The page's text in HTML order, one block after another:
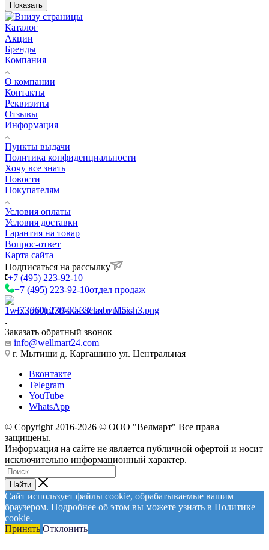
Показать
Каталог
Акции
Бренды
Компания
О компании
Контакты
Реквизиты
Отзывы
Информация
Пункты выдачи
Политика конфиденциальности
Хочу все знать
Новости
Покупателям
Условия оплаты
Условия доставки
Гарантия на товар
Вопрос-ответ
Карта сайта
Подписаться на рассылку
+7 (495) 223-92-10
+7 (495) 223-92-10отдел продаж
+7 (960) 230-00-33Чат в Max
Заказать обратный звонок
info@wellmart24.com
г. Мытищи д. Каргашино ул. Центральная
Вконтакте
Telegram
YouTube
WhatsApp
© Сopyright 2016-2026 © ООО "Велмарт" Все права
защищены.
Информация на сайте не является публичной офертой и носит
исключительно информационный характер.
Найти
Сайт использует файлы cookie, обрабатываемые вашим
браузером. Подробнее об этом вы можете узнать в Политике
cookie.
Принять Отклонить